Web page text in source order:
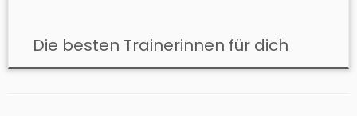
Die besten Trainerinnen für dich